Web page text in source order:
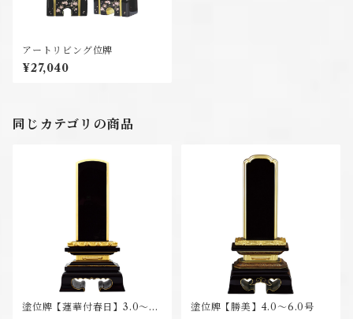
アートリビング位牌
¥27,040
同じカテゴリの商品
塗位牌【蓮華付春日】3.0～6.
塗位牌【勝美】4.0～6.0号